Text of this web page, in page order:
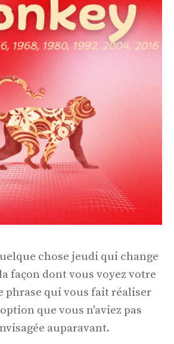
chose jeudi qui change
façon dont vous voyez votre
phrase qui vous fait réaliser
que vous n'aviez pas
auparavant.